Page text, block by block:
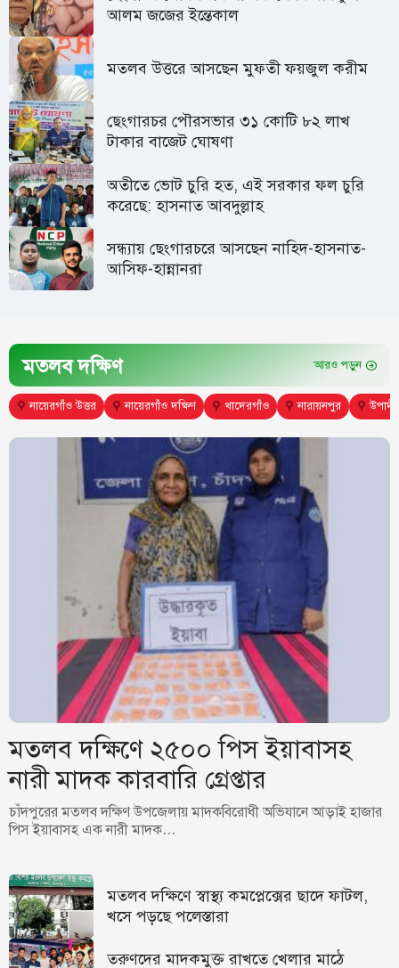
আলম জজের ইন্তেকাল
মতলব উত্তরে আসছেন মুফতী ফয়জুল করীম
ছেংগারচর পৌরসভার ৩১ কোটি ৮২ লাখ
টাকার বাজেট ঘোষণা
অতীতে ভোট চুরি হত, এই সরকার ফল চুরি
করেছে: হাসনাত আবদুল্লাহ
সন্ধ্যায় ছেংগারচরে আসছেন নাহিদ-হাসনাত-
আসিফ-হান্নানরা
মতলব দক্ষিণ আরও পড়ুন
⚲ নায়েরগাঁও উত্তর ⚲ নায়েরগাঁও দক্ষিণ ⚲ খাদেরগাঁও ⚲ নারায়নপুর ⚲ উপাদী
মতলব দক্ষিণে ২৫০০ পিস ইয়াবাসহ
নারী মাদক কারবারি গ্রেপ্তার
চাঁদপুরের মতলব দক্ষিণ উপজেলায় মাদকবিরোধী অভিযানে আড়াই হাজার
পিস ইয়াবাসহ এক নারী মাদক…
মতলব দক্ষিণে স্বাস্থ্য কমপ্লেক্সের ছাদে ফাটল,
খসে পড়ছে পলেস্তারা
তরুণদের মাদকমুক্ত রাখতে খেলার মাঠে